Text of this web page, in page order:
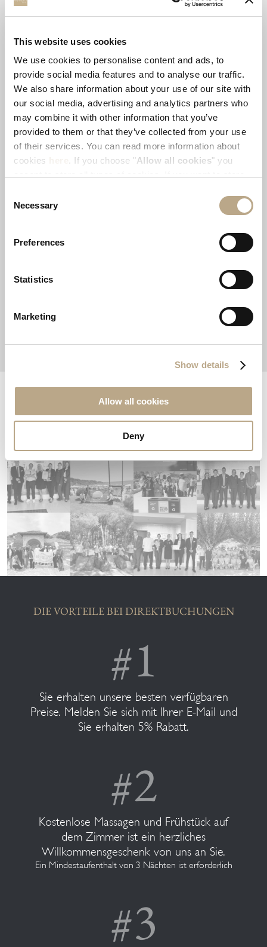
This website uses cookies
We use cookies to personalise content and ads, to
provide social media features and to analyse our traffic.
We also share information about your use of our site with
our social media, advertising and analytics partners who
may combine it with other information that you’ve
provided to them or that they’ve collected from your use
of their services. You can read more information about
cookies
. If you choose "Allow all cookies" you
tick boxes below, and then click "
Allow selection".
Selection
Necessary
Preferences
Statistics
Marketing
Show details
Allow all cookies
Deny
UNCATEGORIZED
UNKATEGORISIERT (1)
VOLUNTEERISM (5)
TAGS
gastronomy resposibletravel
sustainability
EXPLORE AND SHARE YOUR EXPERIENCE
#ELYSIUMRHODES
DIE VORTEILE BEI DIREKTBUCHUNGEN
Sie erhalten unsere besten verfügbaren
Preise. Melden Sie sich mit Ihrer E-Mail und
Sie erhalten 5% Rabatt.
Kostenlose Massagen und Frühstück auf
dem Zimmer ist ein herzliches
Willkommensgeschenk von uns an Sie.
Ein Mindestaufenthalt von 3 Nächten ist erforderlich